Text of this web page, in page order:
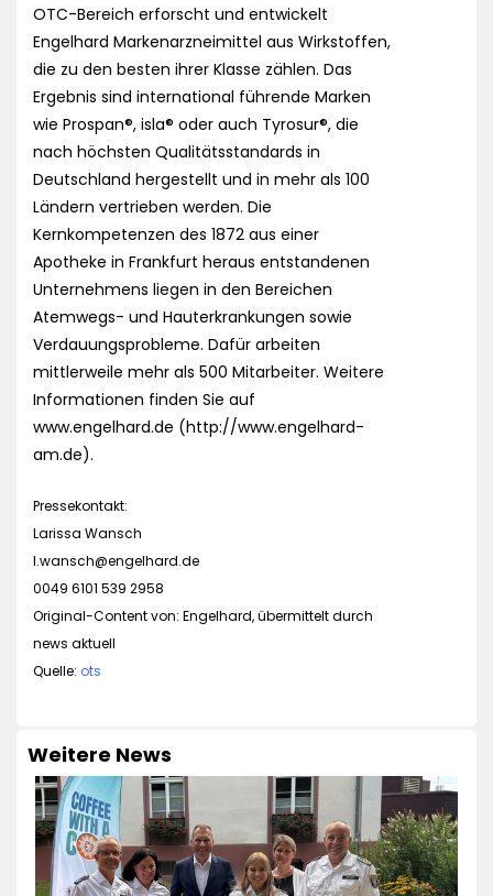
OTC-Bereich erforscht und entwickelt
Engelhard Markenarzneimittel aus Wirkstoffen,
die zu den besten ihrer Klasse zählen. Das
Ergebnis sind international führende Marken
wie Prospan®, isla® oder auch Tyrosur®, die
nach höchsten Qualitätsstandards in
Deutschland hergestellt und in mehr als 100
Ländern vertrieben werden. Die
Kernkompetenzen des 1872 aus einer
Apotheke in Frankfurt heraus entstandenen
Unternehmens liegen in den Bereichen
Atemwegs- und Hauterkrankungen sowie
Verdauungsprobleme. Dafür arbeiten
mittlerweile mehr als 500 Mitarbeiter. Weitere
Informationen finden Sie auf
www.engelhard.de (http://www.engelhard-
am.de).
Pressekontakt:
Larissa Wansch
l.wansch@engelhard.de
0049 6101 539 2958
Original-Content von: Engelhard, übermittelt durch
news aktuell
Quelle: ots
Weitere News